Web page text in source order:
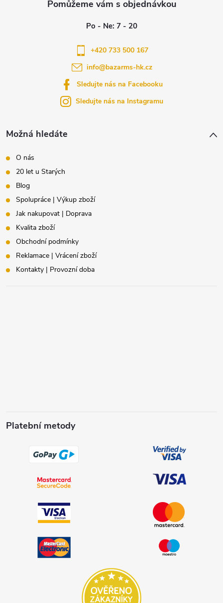
Možná hledáte
O nás
20 let u Starých
Blog
Spolupráce | Výkup zboží
Jak nakupovat | Doprava
Kvalita zboží
Obchodní podmínky
Reklamace | Vrácení zboží
Kontakty | Provozní doba
Platební metody
info@bazarms-hk.cz
+420 733 500 167
Sledujte nás na Facebooku
Sledujte nás na Instagramu